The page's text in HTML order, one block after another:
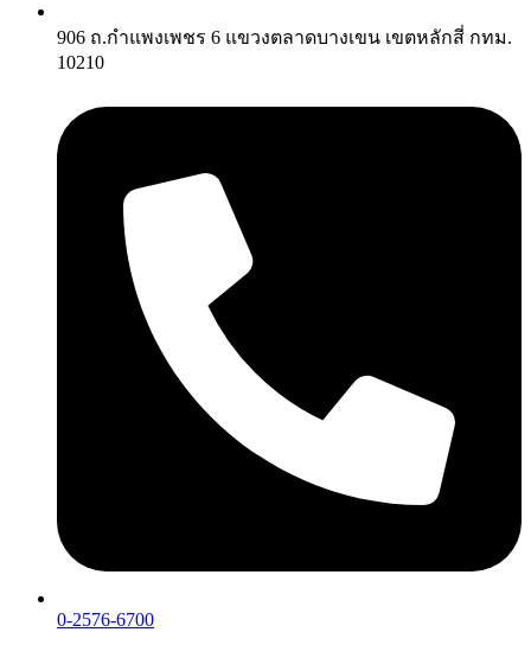
906 ถ.กำแพงเพชร 6 แขวงตลาดบางเขน เขตหลักสี่ กทม.
10210
0-2576-6700